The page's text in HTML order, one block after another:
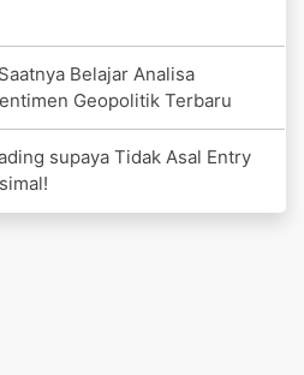
Belajar Analisa
Geopolitik Terbaru
supaya Tidak Asal Entry